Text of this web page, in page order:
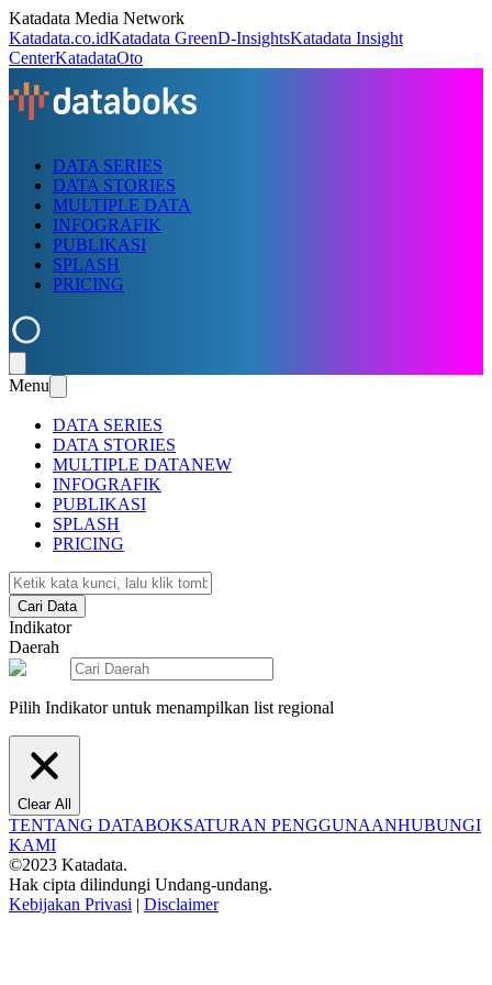
Katadata Media Network
Katadata.co.idKatadata GreenD-InsightsKatadata Insight
CenterKatadataOto
DATA SERIES
DATA STORIES
MULTIPLE DATA
INFOGRAFIK
PUBLIKASI
SPLASH
PRICING
Menu
DATA SERIES
DATA STORIES
MULTIPLE DATANEW
INFOGRAFIK
PUBLIKASI
SPLASH
PRICING
Cari Data
Indikator
Daerah
Pilih Indikator untuk menampilkan list regional
Clear All
TENTANG DATABOKSATURAN PENGGUNAANHUBUNGI
KAMI
©2023 Katadata.
Hak cipta dilindungi Undang-undang.
Kebijakan Privasi | Disclaimer